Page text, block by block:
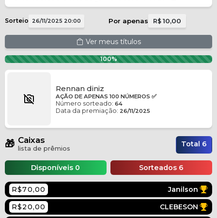
Sorteio 26/11/2025 20:00 Por apenas R$ 10,00
Ver meus títulos
100%
Rennan diniz
AÇÃO DE APENAS 100 NÚMEROS ✅
Número sorteado: 64
Data da premiação: 26/11/2025
🎁 Caixas
lista de prêmios Total 6
Disponíveis 0 Sorteados 6
R$70,00
Janilson
R$20,00
CLEBESON